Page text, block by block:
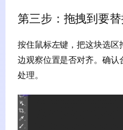
第三步：拖拽到要
按住鼠标左键，把这块选
边观察位置是否对齐。确认
处理。